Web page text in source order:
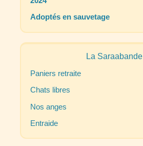
Adoptés en sauvetage
La Saraabande
Paniers retraite
Chats libres
Nos anges
Entraide